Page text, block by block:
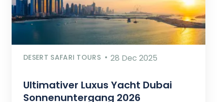
DESERT SAFARI TOURS 28 Dec 2025
Ultimativer Luxus Yacht Dubai
Sonnenuntergang 2026